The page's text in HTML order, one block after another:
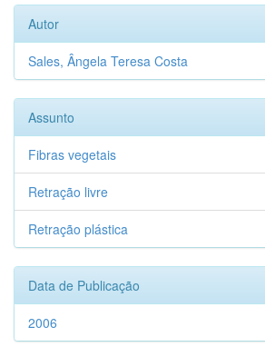
Autor
Sales, Ângela Teresa Costa
Assunto
Fibras vegetais
Retração livre
Retração plástica
Data de Publicação
2006